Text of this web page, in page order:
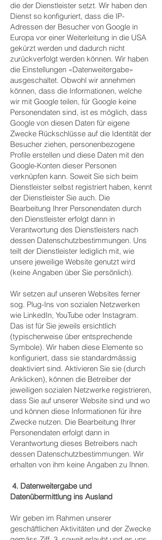
die der Dienstleister setzt. Wir haben den
Dienst so konfiguriert, dass die IP-
Adressen der Besucher von Google in
Europa vor einer Weiterleitung in die USA
gekürzt werden und dadurch nicht
zurückverfolgt werden können. Wir haben
die Einstellungen «Datenweitergabe»
ausgeschaltet. Obwohl wir annehmen
können, dass die Informationen, welche
wir mit Google teilen, für Google keine
Personendaten sind, ist es möglich, dass
Google von diesen Daten für eigene
Zwecke Rückschlüsse auf die Identität der
Besucher ziehen, personenbezogene
Profile erstellen und diese Daten mit den
Google-Konten dieser Personen
verknüpfen kann. Soweit Sie sich beim
Dienstleister selbst registriert haben, kennt
der Dienstleister Sie auch. Die
Bearbeitung Ihrer Personendaten durch
den Dienstleister erfolgt dann in
Verantwortung des Dienstleisters nach
dessen Datenschutzbestimmungen. Uns
teilt der Dienstleister lediglich mit, wie
unsere jeweilige Website genutzt wird
(keine Angaben über Sie persönlich).
Wir setzen auf unseren Websites ferner
sog. Plug-Ins von sozialen Netzwerken
wie LinkedIn, YouTube oder Instagram.
Das ist für Sie jeweils ersichtlich
(typischerweise über entsprechende
Symbole). Wir haben diese Elemente so
konfiguriert, dass sie standardmässig
deaktiviert sind. Aktivieren Sie sie (durch
Anklicken), können die Betreiber der
jeweiligen sozialen Netzwerke registrieren,
dass Sie auf unserer Website sind und wo
und können diese Informationen für ihre
Zwecke nutzen. Die Bearbeitung Ihrer
Personendaten erfolgt dann in
Verantwortung dieses Betreibers nach
dessen Datenschutzbestimmungen. Wir
erhalten von ihm keine Angaben zu Ihnen.
4. Datenweitergabe und
Datenübermittlung ins Ausland
Wir geben im Rahmen unserer
geschäftlichen Aktivitäten und der Zwecke